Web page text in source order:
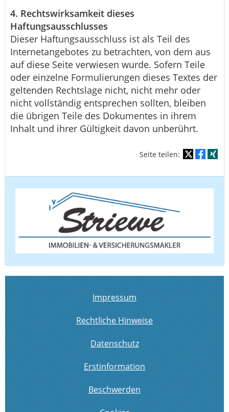
4. Rechtswirksamkeit dieses
Haftungsausschlusses
Dieser Haftungsausschluss ist als Teil des
Internetangebotes zu betrachten, von dem aus
auf diese Seite verwiesen wurde. Sofern Teile
oder einzelne Formulierungen dieses Textes der
geltenden Rechtslage nicht, nicht mehr oder
nicht vollständig entsprechen sollten, bleiben
die übrigen Teile des Dokumentes in ihrem
Inhalt und ihrer Gültigkeit davon unberührt.
Seite teilen:
Impressum
Rechtliche Hinweise
Datenschutz
Erstinformation
Beschwerden